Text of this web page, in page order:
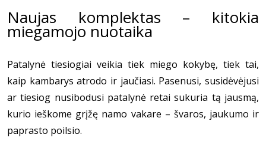
Naujas komplektas – kitokia
miegamojo nuotaika
Patalynė tiesiogiai veikia tiek miego kokybę, tiek tai,
kaip kambarys atrodo ir jaučiasi. Pasenusi, susidėvėjusi
ar tiesiog nusibodusi patalynė retai sukuria tą jausmą,
kurio ieškome grįžę namo vakare – švaros, jaukumo ir
paprasto poilsio.